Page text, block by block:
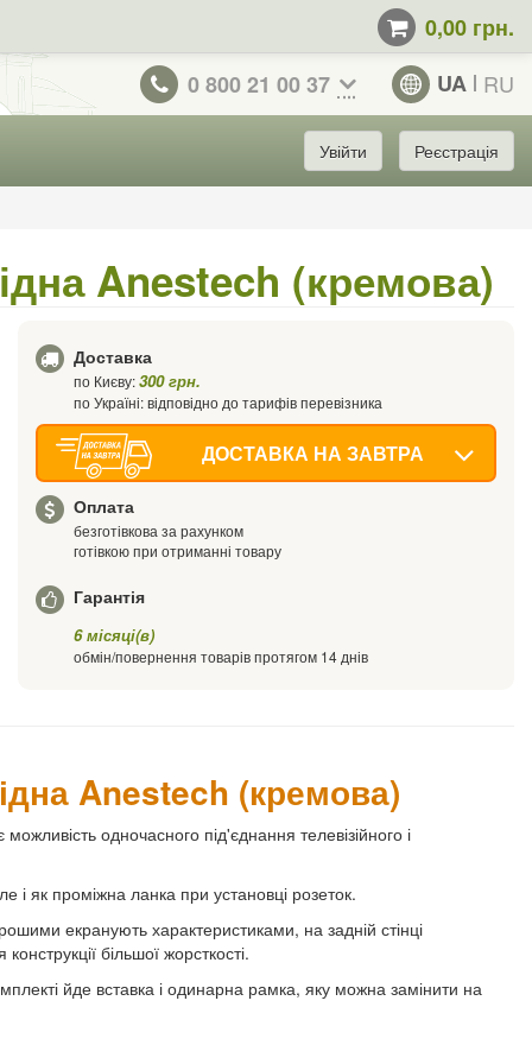
0,00 грн.
0 800 21 00 37
UA RU
Увійти Реєстрація
Anestech (кремова)
Доставка
по Києву:300 грн.
по Україні: відповідно до тарифів перевізника
ДОСТАВКА НА ЗАВТРА
Оплата
безготівкова за рахунком
готівкою при отриманні товару
Гарантія
6 місяці(в)
обмін/повернення товарів протягом 14 днів
Anestech (кремова)
одночасного під'єднання телевізійного і
і як проміжна ланка при установці розеток.
екранують характеристиками, на задній стінці
більшої жорсткості.
йде вставка і одинарна рамка, яку можна замінити на